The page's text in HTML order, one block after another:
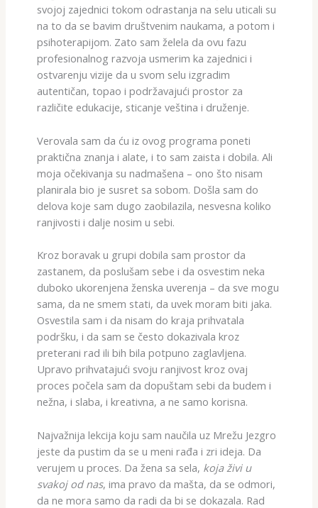
svojoj zajednici tokom odrastanja na selu uticali su
na to da se bavim društvenim naukama, a potom i
psihoterapijom. Zato sam želela da ovu fazu
profesionalnog razvoja usmerim ka zajednici i
ostvarenju vizije da u svom selu izgradim
autentičan, topao i podržavajući prostor za
različite edukacije, sticanje veština i druženje.
Verovala sam da ću iz ovog programa poneti
praktična znanja i alate, i to sam zaista i dobila. Ali
moja očekivanja su nadmašena – ono što nisam
planirala bio je susret sa sobom. Došla sam do
delova koje sam dugo zaobilazila, nesvesna koliko
ranjivosti i dalje nosim u sebi.
Kroz boravak u grupi dobila sam prostor da
zastanem, da poslušam sebe i da osvestim neka
duboko ukorenjena ženska uverenja – da sve mogu
sama, da ne smem stati, da uvek moram biti jaka.
Osvestila sam i da nisam do kraja prihvatala
podršku, i da sam se često dokazivala kroz
preterani rad ili bih bila potpuno zaglavljena.
Upravo prihvatajući svoju ranjivost kroz ovaj
proces počela sam da dopuštam sebi da budem i
nežna, i slaba, i kreativna, a ne samo korisna.
Najvažnija lekcija koju sam naučila uz Mrežu Jezgro
jeste da pustim da se u meni rađa i zri ideja. Da
verujem u proces. Da žena sa sela, koja živi u
svakoj od nas, ima pravo da mašta, da se odmori,
da ne mora samo da radi da bi se dokazala. Rad